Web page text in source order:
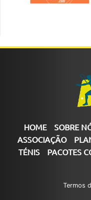
HOME SOBRE
ASSOCIAÇÃO
TÉNIS
PACOTES
Termos